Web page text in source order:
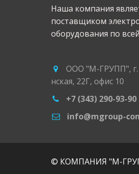
Наша компания
поставщиком
оборудования по
ООО "М-ГРУПП",
нская, 22Г, офис 10
+7 (343) 290-93-90
info@mgroup-
© КОМПАНИЯ "М-